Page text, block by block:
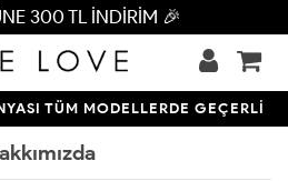
300 TL İNDİRİM 🎉
TÜM MODELLERDE GEÇERLİ